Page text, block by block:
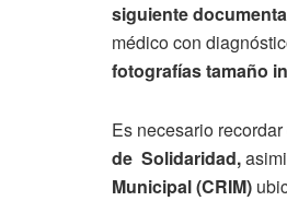
siguiente
médico con
fotografías tamaño
Es necesario
de Solidaridad,
Municipal (CRIM)